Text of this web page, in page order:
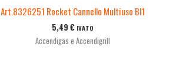
Art.8326251 Rocket Cannello Multiuso Bl1
5,49 € IVATO
Accendigas e Accendigrill